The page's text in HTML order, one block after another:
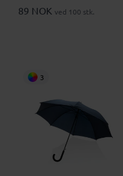
89 NOK ved 100 stk.
3